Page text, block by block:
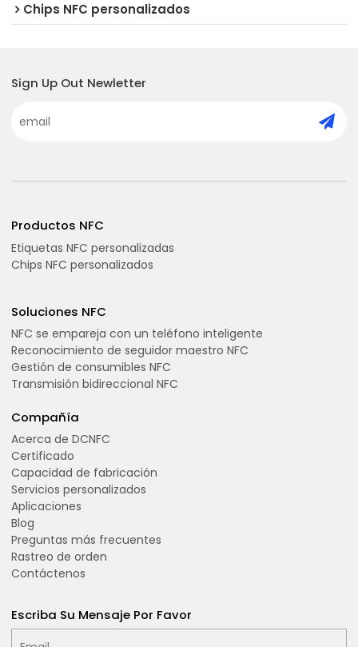
Chips NFC personalizados
Sign Up Out Newletter
Productos NFC
Etiquetas NFC personalizadas
Chips NFC personalizados
Soluciones NFC
NFC se empareja con un teléfono inteligente
Reconocimiento de seguidor maestro NFC
Gestión de consumibles NFC
Transmisión bidireccional NFC
Compañía
Acerca de DCNFC
Certificado
Capacidad de fabricación
Servicios personalizados
Aplicaciones
Blog
Preguntas más frecuentes
Rastreo de orden
Contáctenos
Escriba Su Mensaje Por Favor